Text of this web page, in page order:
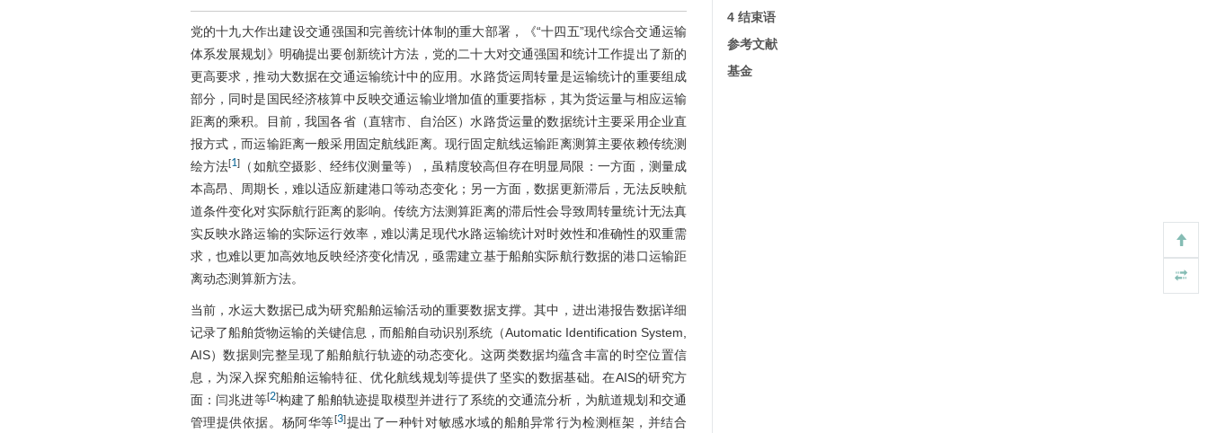
党的十九大作出建设交通强国和完善统计体制的重大部署，《“十四五”现代综合交通运输
体系发展规划》明确提出要创新统计方法，党的二十大对交通强国和统计工作提出了新的
更高要求，推动大数据在交通运输统计中的应用。水路货运周转量是运输统计的重要组成
部分，同时是国民经济核算中反映交通运输业增加值的重要指标，其为货运量与相应运输
距离的乘积。目前，我国各省（直辖市、自治区）水路货运量的数据统计主要采用企业直
报方式，而运输距离一般采用固定航线距离。现行固定航线运输距离测算主要依赖传统测
绘方法[1]
（如航空摄影、经纬仪测量等），虽精度较高但存在明显局限：一方面，测量成
本高昂、周期长，难以适应新建港口等动态变化；另一方面，数据更新滞后，无法反映航
道条件变化对实际航行距离的影响。传统方法测算距离的滞后性会导致周转量统计无法真
实反映水路运输的实际运行效率，难以满足现代水路运输统计对时效性和准确性的双重需
求，也难以更加高效地反映经济变化情况，亟需建立基于船舶实际航行数据的港口运输距
离动态测算新方法。
当前，水运大数据已成为研究船舶运输活动的重要数据支撑。其中，进出港报告数据详细
记录了船舶货物运输的关键信息，而船舶自动识别系统（Automatic Identification System,
AIS）数据则完整呈现了船舶航行轨迹的动态变化。这两类数据均蕴含丰富的时空位置信
息，为深入探究船舶运输特征、优化航线规划等提供了坚实的数据基础。在AIS的研究方
面：闫兆进等[2]构建了船舶轨迹提取模型并进行了系统的交通流分析，为航道规划和交通
管理提供依据。杨阿华等[3]提出了一种针对敏感水域的船舶异常行为检测框架，并结合
4 结束语
参考文献
基金